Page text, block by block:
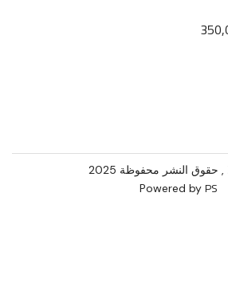
Powered by